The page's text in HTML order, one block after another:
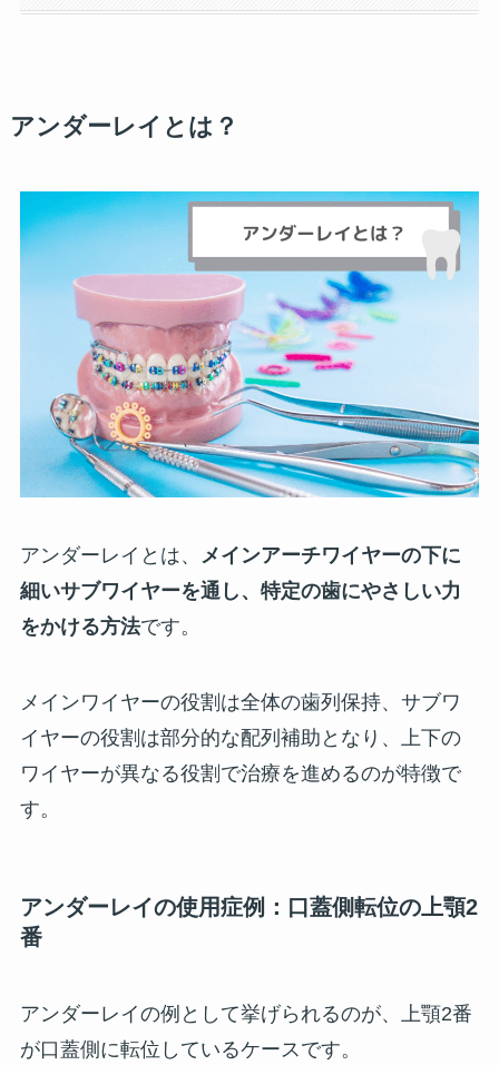
アンダーレイとは？
アンダーレイとは、
メインアーチワイヤーの下に
細いサブワイヤーを通し、特定の歯にやさしい力
をかける方法です。
メインワイヤーの役割は全体の歯列保持、サブワ
イヤーの役割は部分的な配列補助となり、上下の
ワイヤーが異なる役割で治療を進めるのが特徴で
す。
アンダーレイの使用症例：口蓋側転位の上顎2
番
アンダーレイの例として挙げられるのが、上顎2番
が口蓋側に転位しているケースです。